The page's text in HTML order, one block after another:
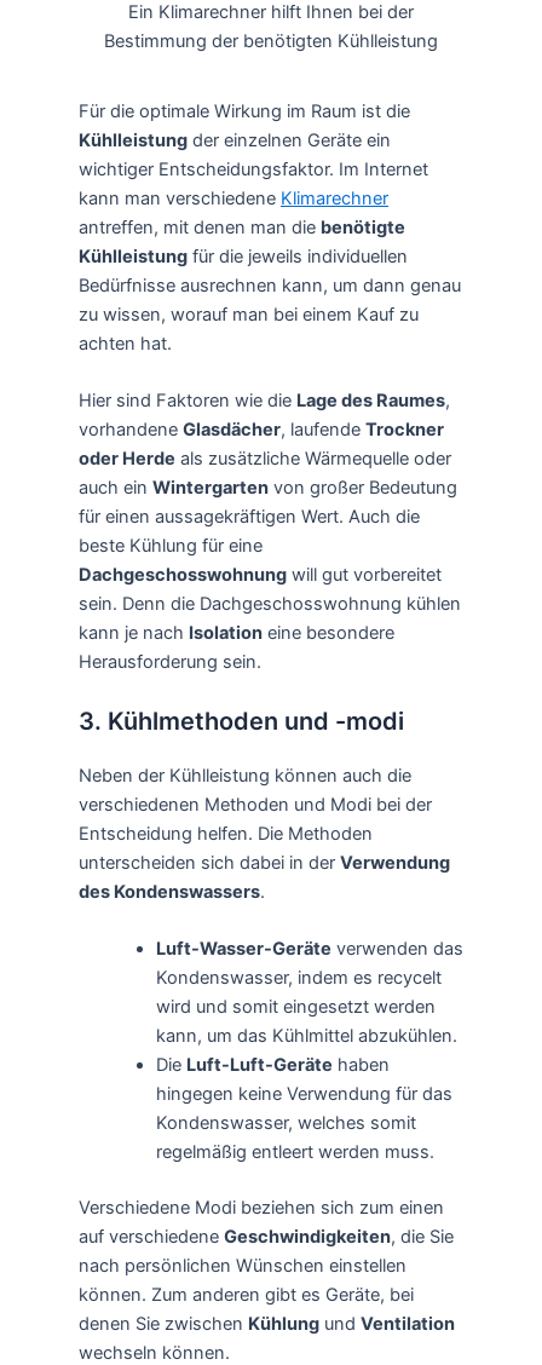
Ein Klimarechner hilft Ihnen bei der
Bestimmung der benötigten Kühlleistung
Für die optimale Wirkung im Raum ist die
Kühlleistung der einzelnen Geräte ein
wichtiger Entscheidungsfaktor. Im Internet
kann man verschiedene Klimarechner
antreffen, mit denen man die benötigte
Kühlleistung für die jeweils individuellen
Bedürfnisse ausrechnen kann, um dann genau
zu wissen, worauf man bei einem Kauf zu
achten hat.
Hier sind Faktoren wie die Lage des Raumes,
vorhandene Glasdächer, laufende Trockner
oder Herde als zusätzliche Wärmequelle oder
auch ein Wintergarten von großer Bedeutung
für einen aussagekräftigen Wert. Auch die
beste Kühlung für eine
Dachgeschosswohnung will gut vorbereitet
sein. Denn die Dachgeschosswohnung kühlen
kann je nach Isolation eine besondere
Herausforderung sein.
3. Kühlmethoden und -modi
Neben der Kühlleistung können auch die
verschiedenen Methoden und Modi bei der
Entscheidung helfen. Die Methoden
unterscheiden sich dabei in der Verwendung
des Kondenswassers.
Luft-Wasser-Geräte verwenden das
Kondenswasser, indem es recycelt
wird und somit eingesetzt werden
kann, um das Kühlmittel abzukühlen.
Die Luft-Luft-Geräte haben
hingegen keine Verwendung für das
Kondenswasser, welches somit
regelmäßig entleert werden muss.
Verschiedene Modi beziehen sich zum einen
auf verschiedene Geschwindigkeiten, die Sie
nach persönlichen Wünschen einstellen
können. Zum anderen gibt es Geräte, bei
denen Sie zwischen Kühlung und Ventilation
wechseln können.